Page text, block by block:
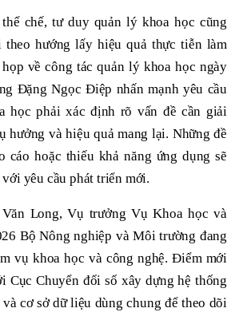
chế, tư duy quản lý khoa học cũng
theo hướng lấy hiệu quả thực tiễn làm
về công tác quản lý khoa học ngày
Đặng Ngọc Điệp nhấn mạnh yêu cầu
học phải xác định rõ vấn đề cần giải
hưởng và hiệu quả mang lại. Những đề
cáo hoặc thiếu khả năng ứng dụng sẽ
yêu cầu phát triển mới.
Long, Vụ trưởng Vụ Khoa học và
Bộ Nông nghiệp và Môi trường đang
vụ khoa học và công nghệ. Điểm mới
Cục Chuyển đổi số xây dựng hệ thống
cơ sở dữ liệu dùng chung để theo dõi